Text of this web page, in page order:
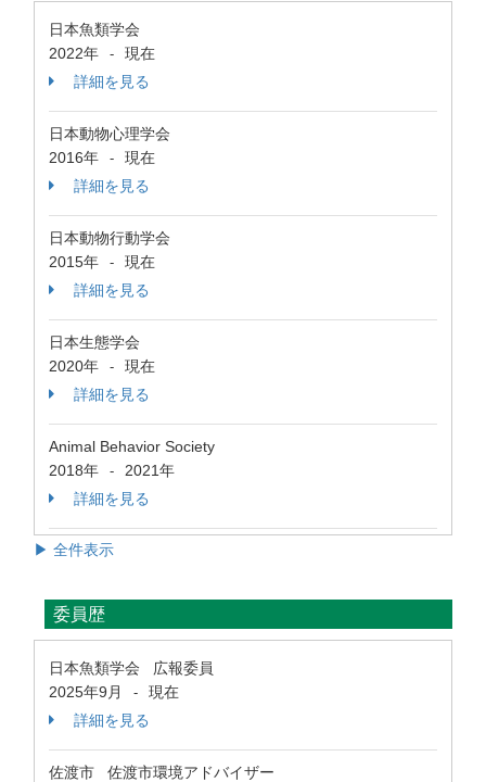
日本魚類学会
2022年
-
現在
詳細を見る
日本動物心理学会
2016年
-
現在
詳細を見る
日本動物行動学会
2015年
-
現在
詳細を見る
日本生態学会
2020年
-
現在
詳細を見る
Animal Behavior Society
2018年
-
2021年
詳細を見る
▶ 全件表示
委員歴
日本魚類学会 広報委員
2025年9月
-
現在
詳細を見る
佐渡市 佐渡市環境アドバイザー